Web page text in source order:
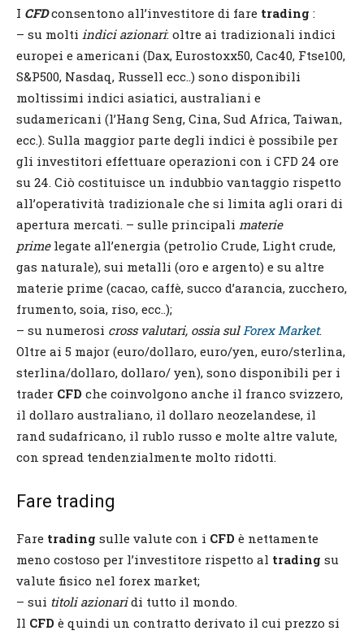
I CFDconsentono all’investitore di fare trading :
– su molti indici azionari: oltre ai tradizionali indici
europei e americani (Dax, Eurostoxx50, Cac40, Ftse100,
S&P500, Nasdaq, Russell ecc..) sono disponibili
moltissimi indici asiatici, australiani e
sudamericani (l’Hang Seng, Cina, Sud Africa, Taiwan,
ecc.). Sulla maggior parte degli indici è possibile per
gli investitori effettuare operazioni con i CFD 24 ore
su 24. Ciò costituisce un indubbio vantaggio rispetto
all’operatività tradizionale che si limita agli orari di
apertura mercati. – sulle principali materie
primelegate all’energia (petrolio Crude, Light crude,
gas naturale), sui metalli (oro e argento) e su altre
materie prime (cacao, caffè, succo d’arancia, zucchero,
frumento, soia, riso, ecc..);
– su numerosi cross valutari, ossia sulForex Market.
Oltre ai 5 major (euro/dollaro, euro/yen, euro/sterlina,
sterlina/dollaro, dollaro/ yen), sono disponibili per i
trader CFD che coinvolgono anche il franco svizzero,
il dollaro australiano, il dollaro neozelandese, il
rand sudafricano, il rublo russo e molte altre valute,
con spread tendenzialmente molto ridotti.
Fare trading
Fare trading sulle valute con i CFD è nettamente
meno costoso per l’investitore rispetto al trading su
valute fisico nel forex market;
– sui titoli azionaridi tutto il mondo.
Il CFD è quindi un contratto derivato il cui prezzo si